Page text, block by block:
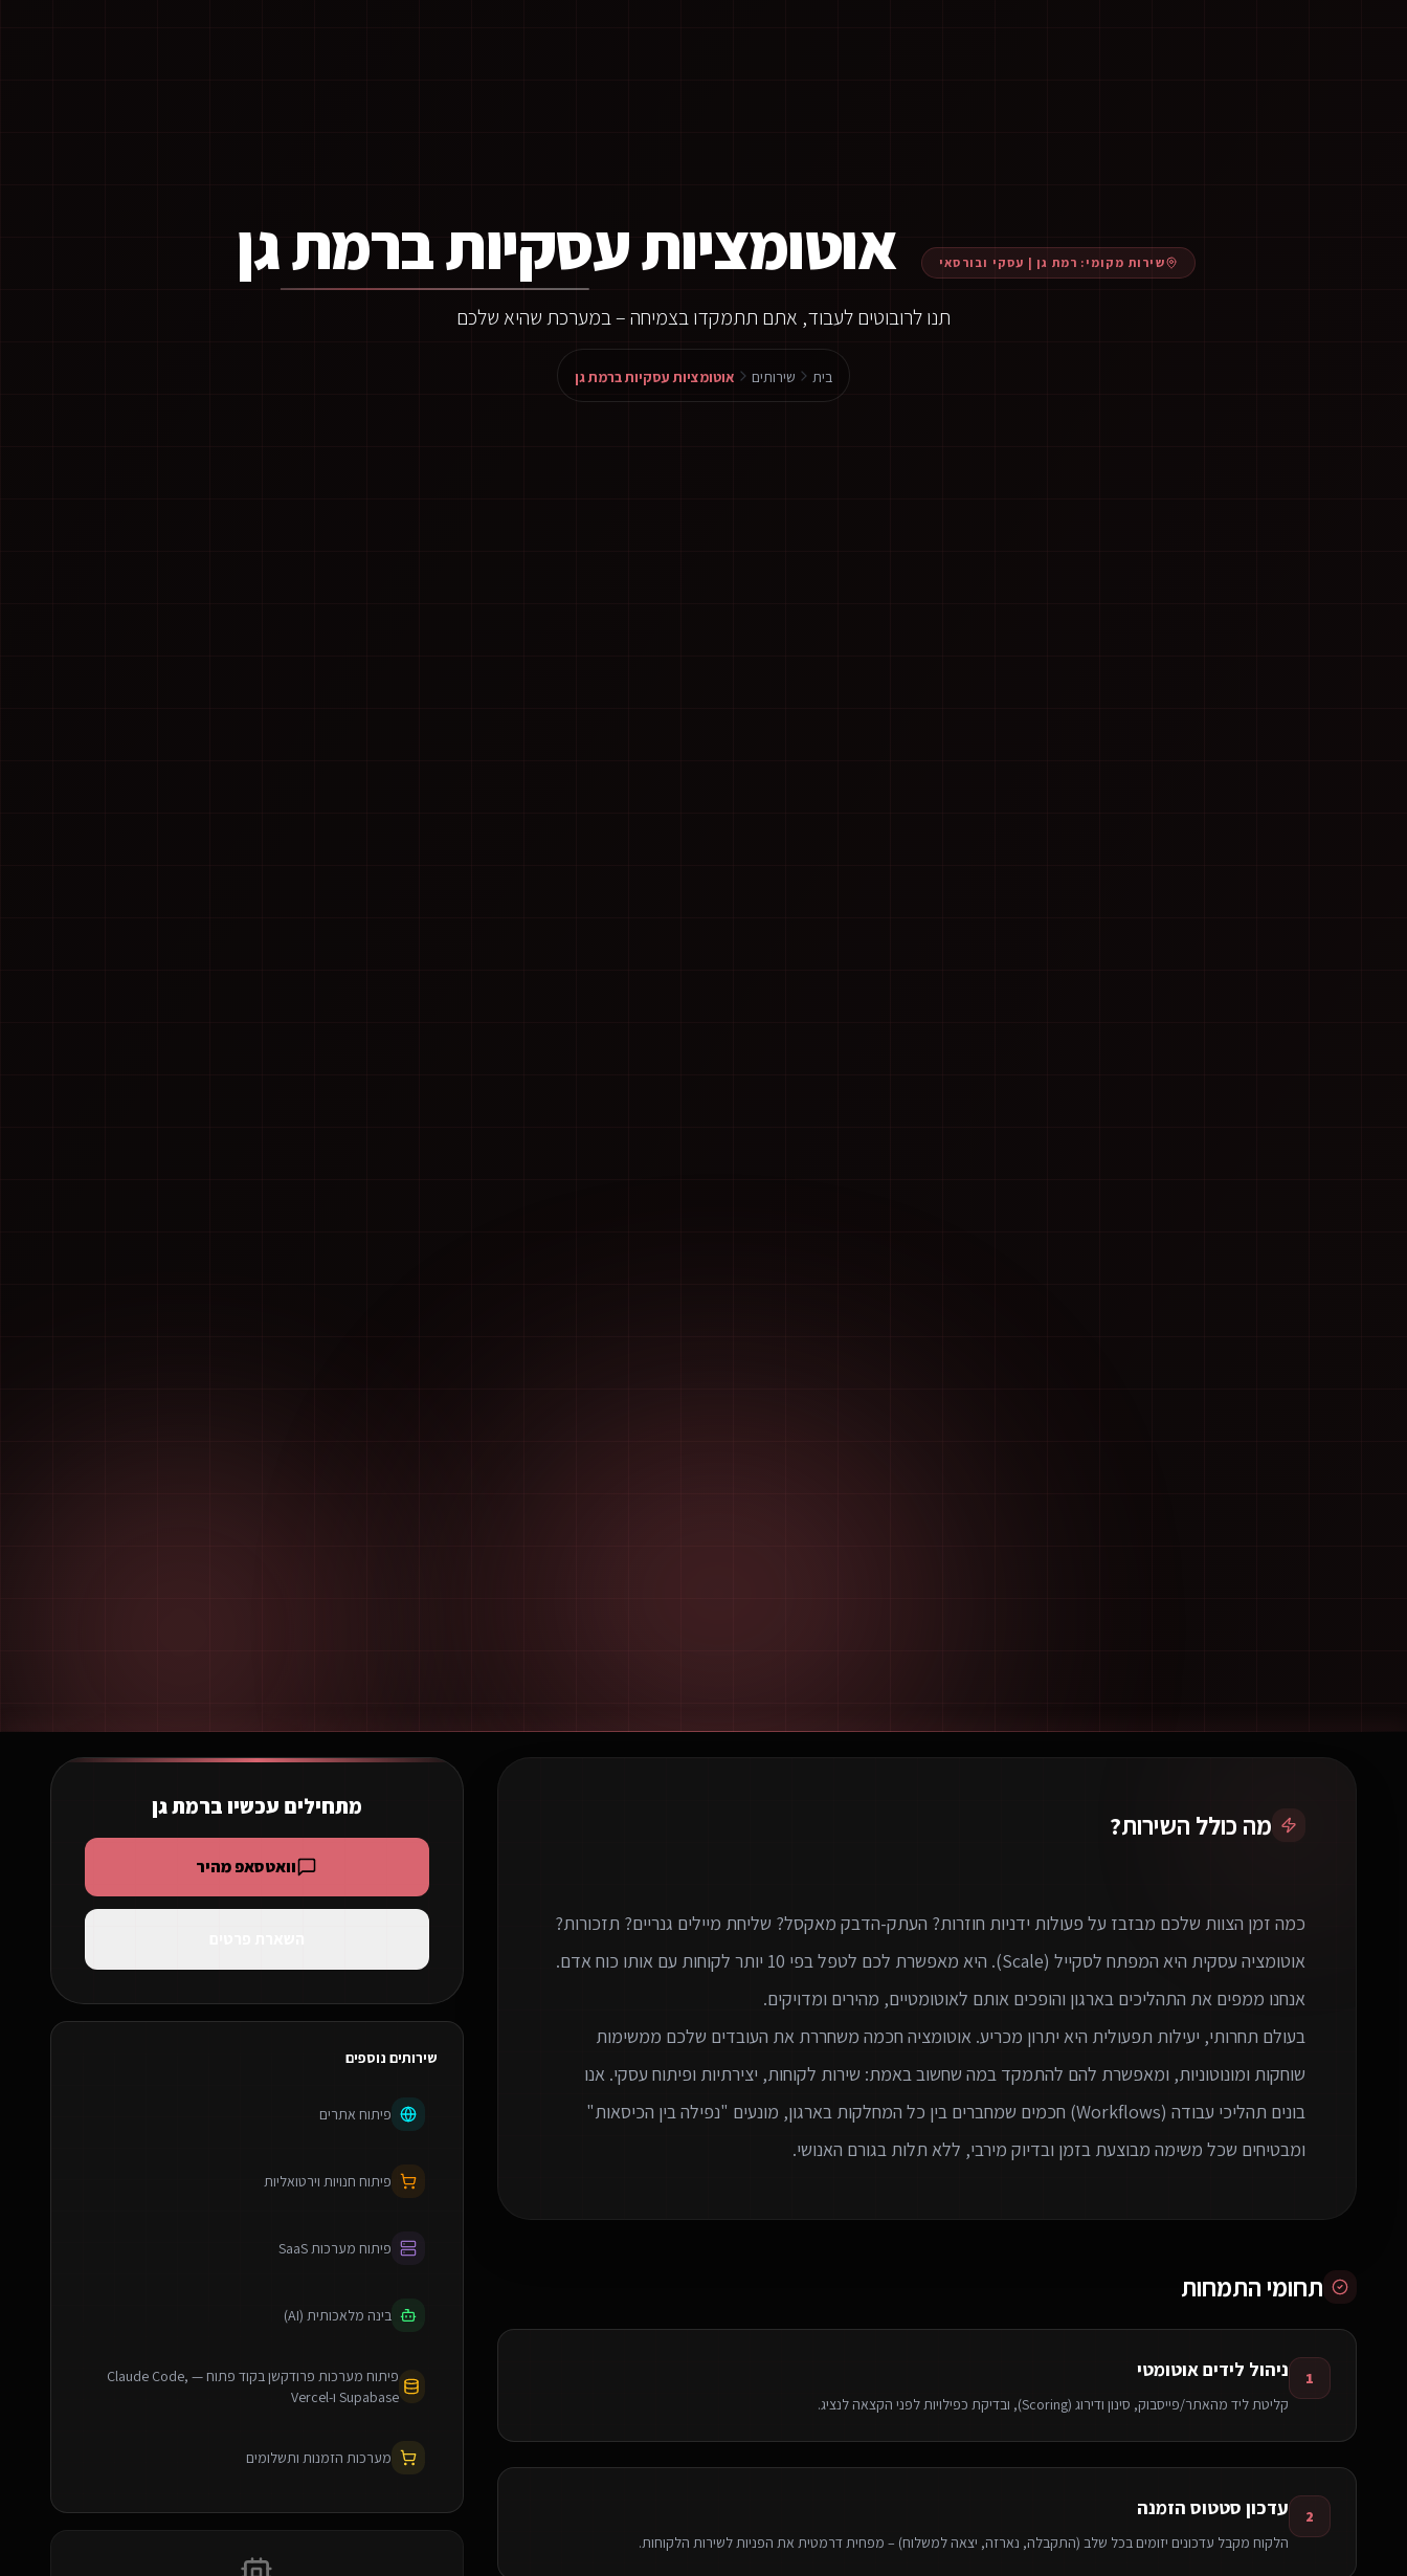
שירות מקומי: רמת גן | עסקי ובורסאי אוטומציות עסקיות ברמת גן
תנו לרובוטים לעבוד, אתם תתמקדו בצמיחה – במערכת שהיא שלכם
בית שירותים אוטומציות עסקיות ברמת גן
מה כולל השירות?
בעולם תחרותי, יעילות תפעולית היא יתרון מכריע. אוטומציה חכמה משחררת את העובדים שלכם ממשימות
שוחקות ומונוטוניות, ומאפשרת להם להתמקד במה שחשוב באמת: שירות לקוחות, יצירתיות ופיתוח עסקי. אנו
בונים תהליכי עבודה (Workflows) חכמים שמחברים בין כל המחלקות בארגון, מונעים "נפילה בין הכיסאות"
ומבטיחים שכל משימה מבוצעת בזמן ובדיוק מירבי, ללא תלות בגורם האנושי.
תחומי התמחות
1 ניהול לידים אוטומטי
קליטת ליד מהאתר/פייסבוק, סינון ודירוג (Scoring), ובדיקת כפילויות לפני הקצאה לנציג.
2 עדכון סטטוס הזמנה
הלקוח מקבל עדכונים יזומים בכל שלב (התקבלה, נארזה, יצאה למשלוח) – מפחית דרמטית את הפניות לשירות הלקוחות.
מתחילים עכשיו ברמת גן
וואטסאפ מהיר
שירותים נוספים
פיתוח אתרים
פיתוח חנויות וירטואליות
פיתוח מערכות SaaS
בינה מלאכותית (AI)
פיתוח מערכות פרודקשן בקוד פתוח — Claude Code,
Supabase ו-Vercel
מערכות הזמנות ותשלומים